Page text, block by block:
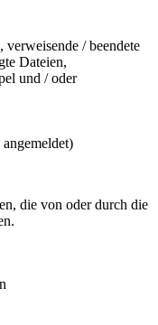
/ beendete
Dateien,
und / oder
die von oder durch die